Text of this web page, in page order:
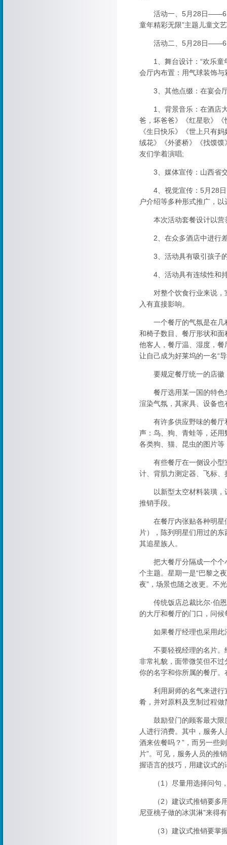
活动一、5月28日——6月
童年精彩无限”主题儿童文
活动二、5月28日——6月
1、舞台设计：“欢乐童
会厅内布置：用气球装饰与
3、其他点缀：在宴会厅
1、背景音乐：在酒店大
爸，坏爸爸》《红星歌》
《生日快乐》《世上只有
绒花》《外婆桥》《找馍
友们学着演唱;
3、媒体宣传：山西省交
4、视觉宣传：5月28日(
户介绍等多种形式推广，
本次活动套餐设计以营
2、在众多酒店中进行差
3、活动具有吸引孩子的
4、活动具有连续性和持
对整个饮食行业来说，室
入有直接影响。
一个餐厅的气氛是在几种
和椅子数目、餐厅形状和
他客人，餐厅温、湿度，
让自己成为好莱坞的一名“
要规定餐厅统一的店徽
餐厅选用某一国的特色来
渲染气氛，其家具、设备
有许多供应野味的餐厅
声：鸟、狗、青蛙等，还用
各类狗、猫、昆虫的图片
有些餐厅在一侧设小型
计、背肌力测定器、飞标
以新型太空材料装璜，让
推销手段。
在餐厅内张贴各种明星
片），陈列明星们用过的
其追星族人。
把大餐厅分隔成一个个小
个主题。星期一是“巴黎之
夜”，场景也随之改更。不
传统饭店总裁比尔·伯恩
的大厅和餐厅的门口，问
如果餐厅经理也采用此法
不要轻视经理的名片。经
非常礼貌，面带微笑但不
你的名字和你所属的餐厅
利用厨师的名气来进行
肴，并对原料及烹制过程做
鼓励登门的顾客最大限度
人进行消费。其中，服务
酒来佐餐吗？”，而另一些
片”。可见，服务人员的推
握语言的技巧，用建议式
（1）尽量用选择问句，
（2）建议式推销要多用
尼亚桃子做的冰淇淋”来得
（3）建议式推销要掌握